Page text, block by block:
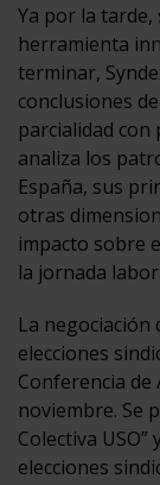
Ya por la tarde,
herramienta
terminar,
conclusiones
parcialidad con
analiza los
España, sus
otras
impacto sobre
la jornada
La negociación
elecciones
Conferencia de
noviembre. Se
Colectiva
elecciones